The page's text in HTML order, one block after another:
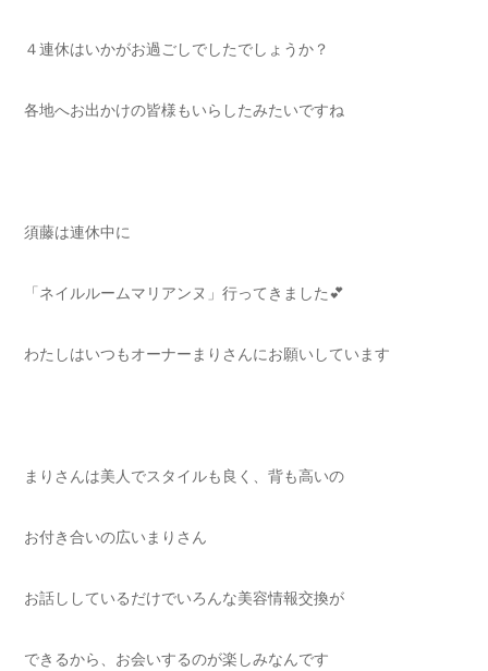
４連休はいかがお過ごしでしたでしょうか？
各地へお出かけの皆様もいらしたみたいですね
須藤は連休中に
「ネイルルームマリアンヌ」行ってきました💕
わたしはいつもオーナーまりさんにお願いしています
まりさんは美人でスタイルも良く、背も高いの
お付き合いの広いまりさん
お話ししているだけでいろんな美容情報交換が
できるから、お会いするのが楽しみなんです